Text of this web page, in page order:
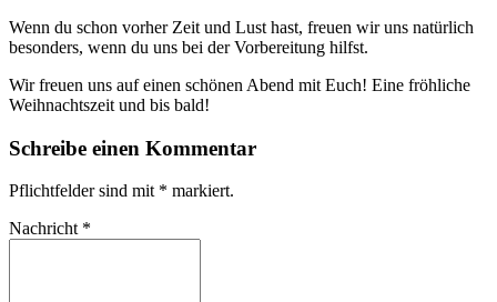
Wenn du schon vorher Zeit und Lust hast, freuen wir uns natürlich
besonders, wenn du uns bei der Vorbereitung hilfst.
Wir freuen uns auf einen schönen Abend mit Euch! Eine fröhliche
Weihnachtszeit und bis bald!
Schreibe einen Kommentar
Pflichtfelder sind mit * markiert.
Nachricht *